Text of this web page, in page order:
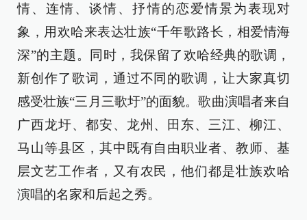
情、连情、谈情、抒情的恋爱情景为表现对
象，用欢哈来表达壮族“千年歌路长，相爱情海
深”的主题。同时，我保留了欢哈经典的歌调，
新创作了歌词，通过不同的歌调，让大家真切
感受壮族“三月三歌圩”的面貌。歌曲演唱者来自
广西龙圩、都安、龙州、田东、三江、柳江、
马山等县区，其中既有自由职业者、教师、基
层文艺工作者，又有农民，他们都是壮族欢哈
演唱的名家和后起之秀。